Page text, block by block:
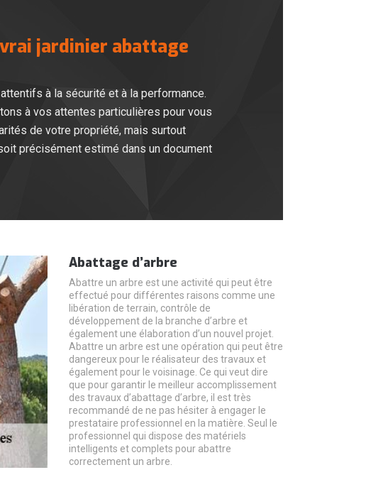
jardinier abattage
à la sécurité et à la performance.
à vos attentes particulières pour vous
de votre propriété, mais surtout
précisément estimé dans un document
Abattage d’arbre
Abattre un arbre est une activité qui peut être
effectué pour différentes raisons comme une
libération de terrain, contrôle de
développement de la branche d’arbre et
également une élaboration d’un nouvel projet.
Abattre un arbre est une opération qui peut être
dangereux pour le réalisateur des travaux et
également pour le voisinage. Ce qui veut dire
que pour garantir le meilleur accomplissement
des travaux d’abattage d’arbre, il est très
recommandé de ne pas hésiter à engager le
prestataire professionnel en la matière. Seul le
professionnel qui dispose des matériels
intelligents et complets pour abattre
correctement un arbre.